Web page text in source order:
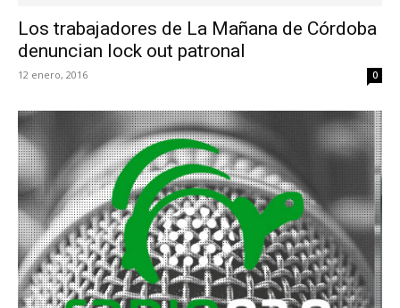
Los trabajadores de La Mañana de Córdoba
denuncian lock out patronal
12 enero, 2016 0